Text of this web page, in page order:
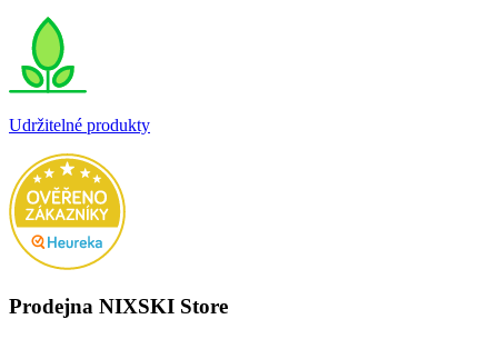
Udržitelné produkty
Prodejna NIXSKI Store